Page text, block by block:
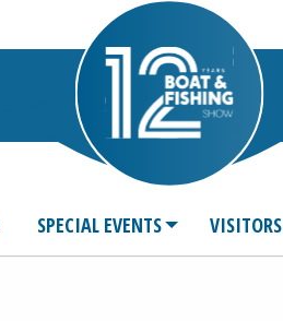
SPECIAL EVENTS VISITORS